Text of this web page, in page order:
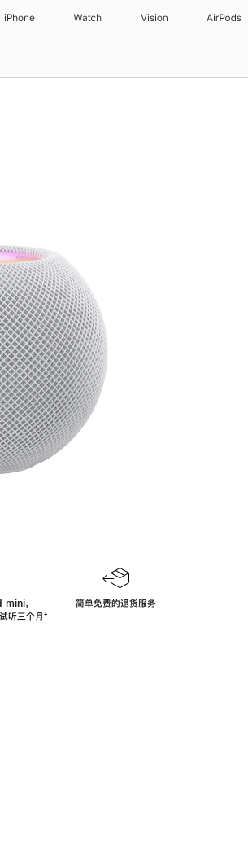
iPhone Watch Vision AirPods
，
听三个月脚
⁺
简单免费的退货服务